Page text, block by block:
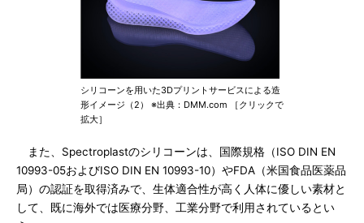
シリコーンを用いた3Dプリントサービスによる造
形イメージ（2） ※出典：DMM.com ［クリックで
拡大］
また、Spectroplastのシリコーンは、国際規格（ISO DIN EN
10993-05およびISO DIN EN 10993-10）やFDA（米国食品医薬品
局）の認証を取得済みで、生体適合性が高く人体に優しい素材と
して、既に海外では医療分野、工業分野で利用されているとい